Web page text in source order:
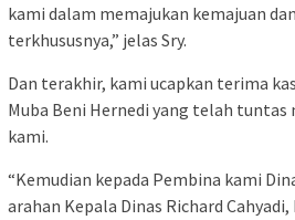
kami dalam memajukan kemajuan
terkhususnya,” jelas Sry.
Dan terakhir, kami ucapkan terima
Muba Beni Hernedi yang telah
kami.
“Kemudian kepada Pembina kami
arahan Kepala Dinas Richard Cahyadi,